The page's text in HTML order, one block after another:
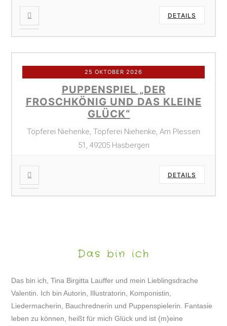
DETAILS
25 OKTOBER 2026
PUPPENSPIEL „DER
FROSCHKÖNIG UND DAS KLEINE
GLÜCK“
Töpferei Niehenke, Töpferei Niehenke, Am Plessen
51, 49205 Hasbergen
DETAILS
Das bin ich
Das bin ich, Tina Birgitta Lauffer und mein Lieblingsdrache
Valentin. Ich bin Autorin, Illustratorin, Komponistin,
Liedermacherin, Bauchrednerin und Puppenspielerin. Fantasie
leben zu können, heißt für mich Glück und ist (m)eine